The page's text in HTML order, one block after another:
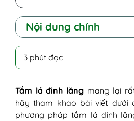
Nội dung chính
II - Cách tắm lá đinh
III - Lưu ý khi tắm lá
3 phút đọc
Tắm lá đinh lăngmang lại rất
hãy tham khảo bài viết dưới
phương pháp tắm lá đinh